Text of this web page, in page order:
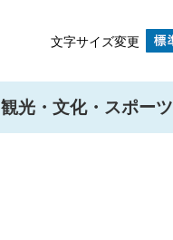
文字サイズ変更
観光・文化・スポーツ